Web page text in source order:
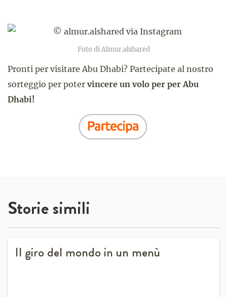
Foto di Almur.alshared
Pronti per visitare Abu Dhabi? Partecipate al nostro
sorteggio per poter vincere un volo per per Abu
Dhabi!
Storie simili
Il giro del mondo in un menù